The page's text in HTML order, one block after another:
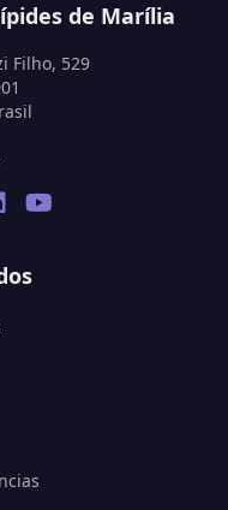
de Marília
Filho, 529